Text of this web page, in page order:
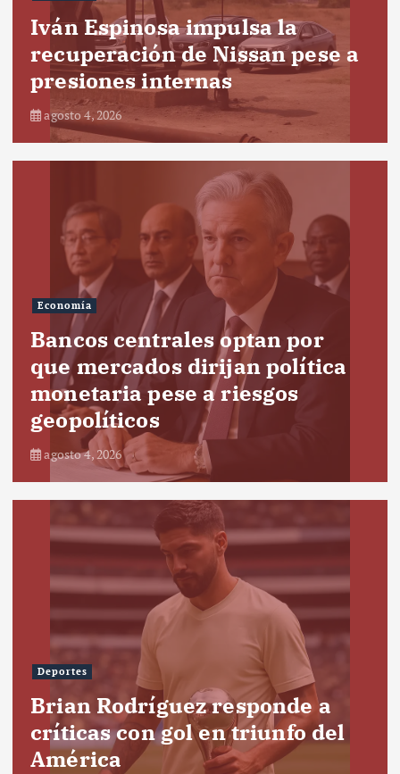
Iván Espinosa impulsa la
recuperación de Nissan pese a
presiones internas
agosto 4, 2026
Economía
Bancos centrales optan por
que mercados dirijan política
monetaria pese a riesgos
geopolíticos
agosto 4, 2026
Deportes
Brian Rodríguez responde a
críticas con gol en triunfo del
América